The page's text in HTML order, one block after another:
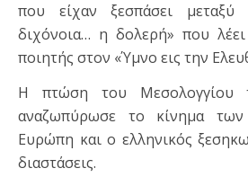
που είχαν ξεσπάσει
διχόνοια… η δολερή» που
ποιητής στον «Ύμνο εις την
Η πτώση του Μεσολογγίου
αναζωπύρωσε το κίνημα των
Ευρώπη και ο ελληνικός
διαστάσεις.